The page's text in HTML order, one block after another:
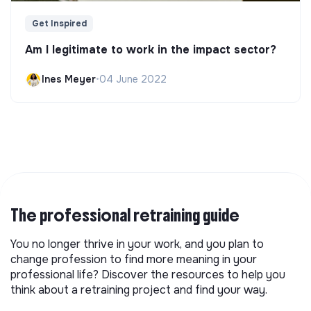
Get Inspired
Am I legitimate to work in the impact sector?
Ines Meyer•04 June 2022
The professional retraining guide
You no longer thrive in your work, and you plan to
change profession to find more meaning in your
professional life? Discover the resources to help you
think about a retraining project and find your way.